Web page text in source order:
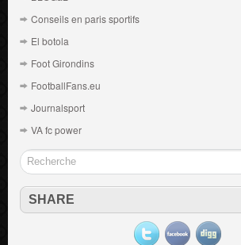
Conseils en paris sportifs
El botola
Foot Girondins
FootballFans.eu
Journalsport
VA fc power
SHARE